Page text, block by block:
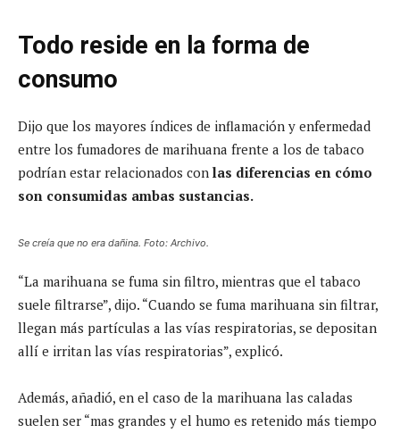
Todo reside en la forma de
consumo
Dijo que los mayores índices de inflamación y enfermedad
entre los fumadores de marihuana frente a los de tabaco
podrían estar relacionados con las diferencias en cómo
son consumidas ambas sustancias.
Se creía que no era dañina. Foto: Archivo.
“La marihuana se fuma sin filtro, mientras que el tabaco
suele filtrarse”, dijo. “Cuando se fuma marihuana sin filtrar,
llegan más partículas a las vías respiratorias, se depositan
allí e irritan las vías respiratorias”, explicó.
Además, añadió, en el caso de la marihuana las caladas
suelen ser “mas grandes y el humo es retenido más tiempo